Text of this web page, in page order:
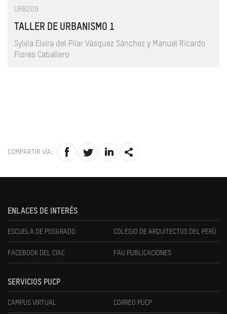
URB209
TALLER DE URBANISMO 1
Sylvia Elvira del Pilar Vásquez Sánchez y Manuel Ricardo
Flores Caballero
COMPARTIR VÍA:
ENLACES DE INTERÉS
ESCUELA DE POSGRADO COLEGIO DE ARQUITECTOS DEL PERÚ
FACEBOOK DEL CIAC FAU PUBLICACIONES
SERVICIOS PUCP
CAMPUS VIRTUAL CORREO PUCP